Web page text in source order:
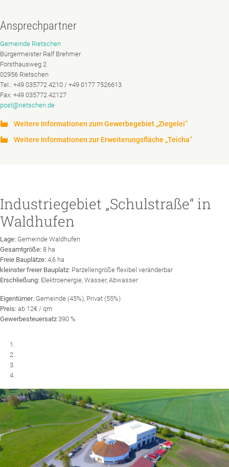
Ansprechpartner
Gemeinde Rietschen
Bürgermeister Ralf Brehmer
Forsthausweg 2
02956 Rietschen
Tel.: +49 035772 4210 / +49 0177 7526613
Fax: +49 035772 42127
post@rietschen.de
Weitere Informationen zum Gewerbegebiet „Ziegelei“
Weitere Informationen zur Erweiterungsfläche „Teicha“
Industriegebiet „Schulstraße“ in
Waldhufen
Lage: Gemeinde Waldhufen
Gesamtgröße: 8 ha
Freie Bauplätze: 4,6 ha
kleinster freier Bauplatz: Parzellengröße flexibel veränderbar
Erschließung: Elektroenergie, Wasser, Abwasser
Eigentümer: Gemeinde (45%), Privat (55%)
Preis: ab 12€ / qm
Gewerbesteuersatz 390 %